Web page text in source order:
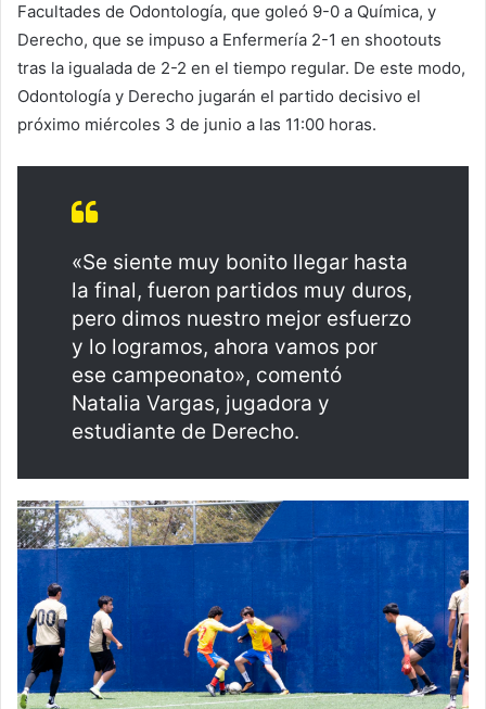
Facultades de Odontología, que goleó 9-0 a Química, y
Derecho, que se impuso a Enfermería 2-1 en shootouts
tras la igualada de 2-2 en el tiempo regular. De este modo,
Odontología y Derecho jugarán el partido decisivo el
próximo miércoles 3 de junio a las 11:00 horas.
«Se siente muy bonito llegar hasta
la final, fueron partidos muy duros,
pero dimos nuestro mejor esfuerzo
y lo logramos, ahora vamos por
ese campeonato», comentó
Natalia Vargas, jugadora y
estudiante de Derecho.